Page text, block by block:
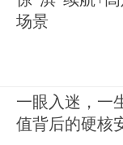
场景
一眼入迷，一
值背后的硬核